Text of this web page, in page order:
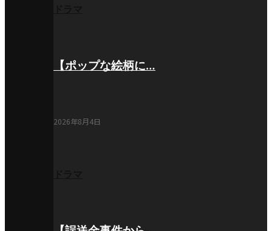
【ポップな絵柄に…
2026年8月4日